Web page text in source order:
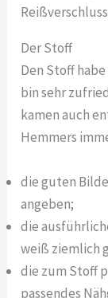
Reißverschluss
Der Stoff
Den Stoff
bin sehr
kamen auch
Hemmers
die guten
angeben;
die
weiß ziemlich
die zum Stoff
passendes